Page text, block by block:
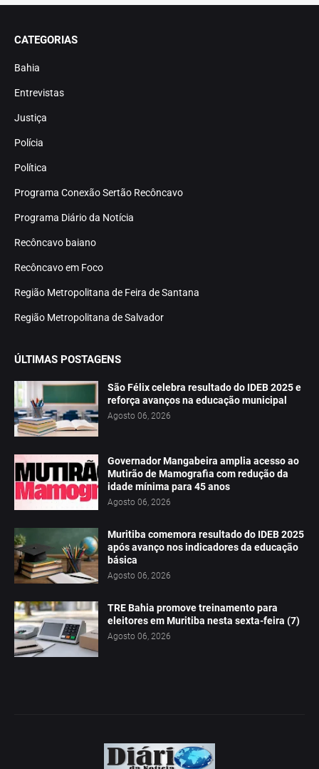
CATEGORIAS
Bahia
Entrevistas
Justiça
Polícia
Política
Programa Conexão Sertão Recôncavo
Programa Diário da Notícia
Recôncavo baiano
Recôncavo em Foco
Região Metropolitana de Feira de Santana
Região Metropolitana de Salvador
ÚLTIMAS POSTAGENS
São Félix celebra resultado do IDEB 2025 e
reforça avanços na educação municipal
Agosto 06, 2026
Governador Mangabeira amplia acesso ao
Mutirão de Mamografia com redução da
idade mínima para 45 anos
Agosto 06, 2026
Muritiba comemora resultado do IDEB 2025
após avanço nos indicadores da educação
básica
Agosto 06, 2026
TRE Bahia promove treinamento para
eleitores em Muritiba nesta sexta-feira (7)
Agosto 06, 2026